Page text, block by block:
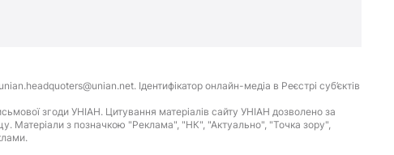
Ідентифікатор онлайн-медіа в Реєстрі суб’єктів
згоди УНІАН. Цитування матеріалів сайту УНІАН дозволено за
Матеріали з позначкою "Реклама", "НК", "Актуально", "Точка зору",